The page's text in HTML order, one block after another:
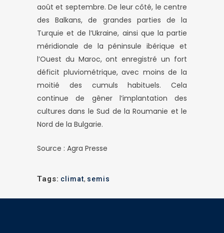
août et septembre. De leur côté, le centre
des Balkans, de grandes parties de la
Turquie et de l’Ukraine, ainsi que la partie
méridionale de la péninsule ibérique et
l’Ouest du Maroc, ont enregistré un fort
déficit pluviométrique, avec moins de la
moitié des cumuls habituels. Cela
continue de gêner l’implantation des
cultures dans le Sud de la Roumanie et le
Nord de la Bulgarie.
Source : Agra Presse
Tags: climat, semis